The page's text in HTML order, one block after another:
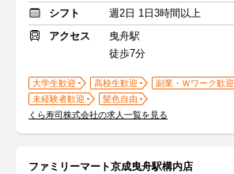
シフト
週2日 1日3時間以上
アクセス
曳舟駅
徒歩7分
大学生歓迎 高校生歓迎
副業・Ｗワーク歓迎
未経験者歓迎
髪色自由
くら寿司株式会社の求人一覧を見る
ファミリーマート京成曳舟駅構内店